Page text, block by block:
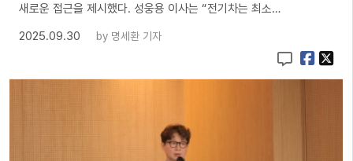
새로운 접근을 제시했다. 성웅용 이사는 “전기차는 최소…
2025.09.30
by 명세환 기자